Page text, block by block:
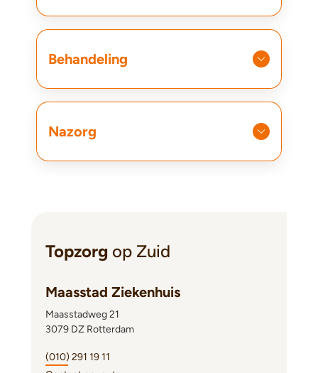
Behandeling
Nazorg
Topzorg op Zuid
Maasstad Ziekenhuis
Maasstadweg 21
3079 DZ Rotterdam
(010) 291 19 11